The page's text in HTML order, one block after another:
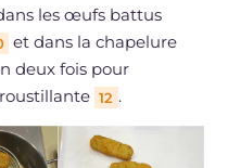
les œufs battus
et dans la chapelure
deux fois pour
12 .